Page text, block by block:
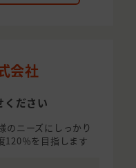
会社
ください
のニーズにしっかり
120％を目指します